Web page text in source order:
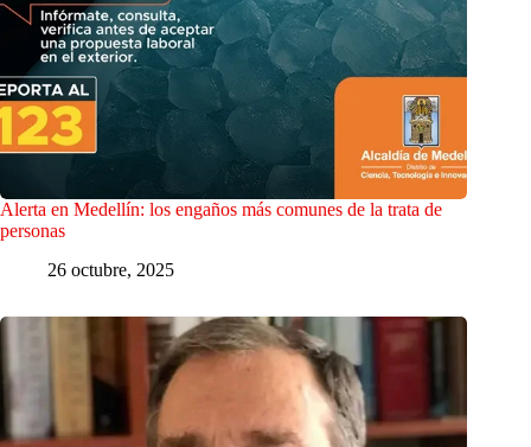
Alerta en Medellín: los engaños más comunes de la trata de
personas
26 octubre, 2025